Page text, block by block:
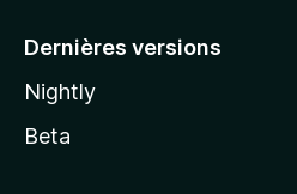
Dernières versions
Nightly
Beta